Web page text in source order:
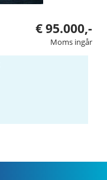
€ 95.000,-
Moms ingår